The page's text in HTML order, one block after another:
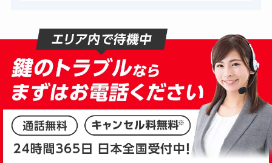
金庫カギ開け 5,000円～
金庫カギ修理 別途お見積り
金庫カギ交換 別途お見積り
ロッカーカギ開け 3,000円～
ドアノブカギ開け 8,000円～
ドアノブカギ交換 12,000円～